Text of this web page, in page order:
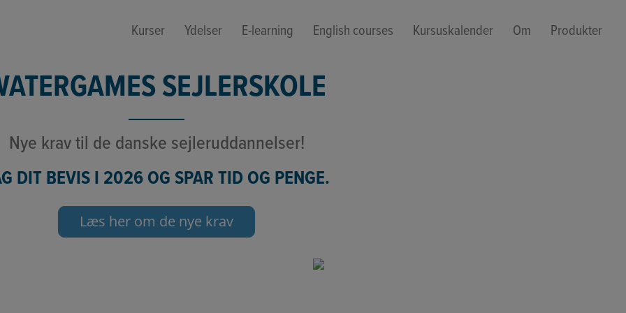
Kurser Ydelser E-learning English courses Kursuskalender Om Produkter
SEJLERSKOLE
Nye krav til de danske sejleruddannelser!
DIT BEVIS I 2026 OG SPAR TID OG PENGE.
Læs her om de nye krav